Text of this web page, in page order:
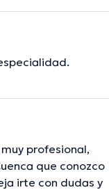
profesional,
que conozco
irte con dudas y